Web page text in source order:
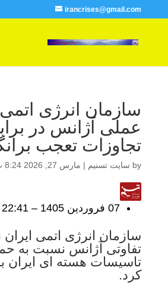
irancrises@gmail.com
سازمان انرژی
عملی آژانس در
تجاوزات تعجب
by سایت تسنیم | مارس 27, 2026 8:24 ب.ظ
07 فروردين 1405 – 22:41
سازمان انرژی اتمی
تفاوتی آژانس نسبت به
تاسیسات هسته ای ایران
کرد.